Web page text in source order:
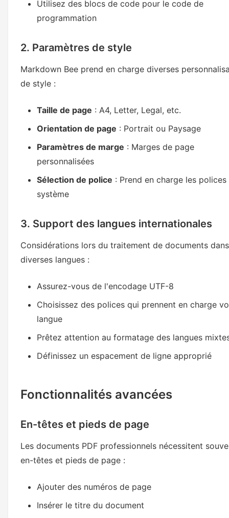
Utilisez des blocs de code pour le code de
programmation
2. Paramètres de style
Markdown Bee prend en charge diverses
de style :
Taille de page : A4, Letter, Legal, etc.
Orientation de page : Portrait ou Paysage
Paramètres de marge : Marges de page
personnalisées
Sélection de police : Prend en charge les polices
système
3. Support des langues internationales
Considérations lors du traitement de documents dans
diverses langues :
Assurez-vous de l'encodage UTF-8
Choisissez des polices qui prennent en charge
langue
Prêtez attention au formatage des langues
Définissez un espacement de ligne approprié
Fonctionnalités avancées
En-têtes et pieds de page
Les documents PDF professionnels nécessitent
en-têtes et pieds de page :
Ajouter des numéros de page
Insérer le titre du document